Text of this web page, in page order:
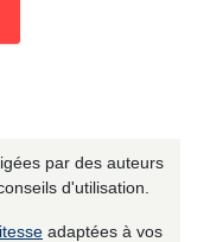
par des auteurs
d'utilisation.
adaptées à vos